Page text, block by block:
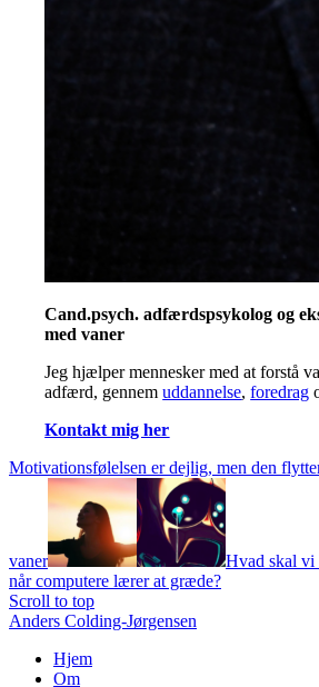
Cand.psych. adfærdspsykolog og
med vaner
Jeg hjælper mennesker med at forstå
adfærd, gennemuddannelse,foredrag
Kontakt mig her
Motivationsfølelsen er dejlig, men den
vaner
Hvad skal vi
når computere lærer at græde?
Scroll to top
Anders Colding-Jørgensen
Hjem
Om